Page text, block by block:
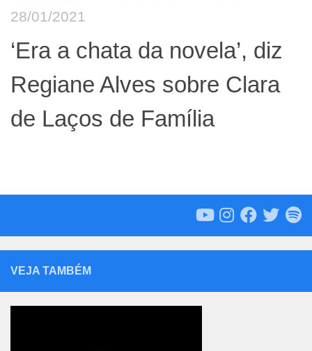
28/01/2021
‘Era a chata da novela’, diz
Regiane Alves sobre Clara
de Laços de Família
VEJA TAMBÉM